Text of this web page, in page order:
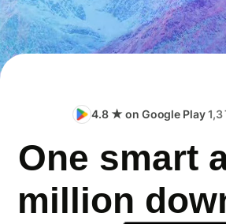
4.8 ★ on Google Play
One smart
million